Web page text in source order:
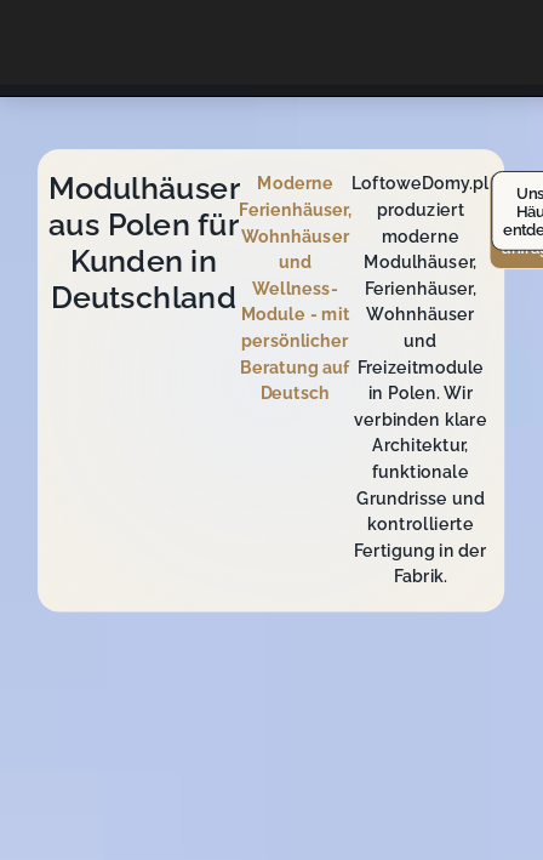
Modulhäuser
aus Polen für
Kunden in
Deutschland
Moderne
Ferienhäuser,
Wohnhäuser
und
Wellness-
Module - mit
persönlicher
Beratung auf
Deutsch
LoftoweDomy.pl
produziert
moderne
Modulhäuser,
Ferienhäuser,
Wohnhäuser
und
Freizeitmodule
in Polen. Wir
verbinden klare
Architektur,
funktionale
Grundrisse und
kontrollierte
Fertigung in der
Fabrik.